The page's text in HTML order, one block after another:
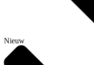
Nieuw